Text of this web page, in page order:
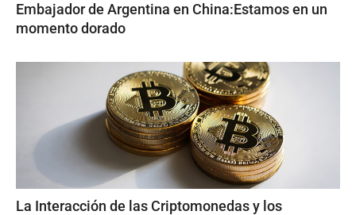
Embajador de Argentina en China:Estamos en un
momento dorado
La Interacción de las Criptomonedas y los